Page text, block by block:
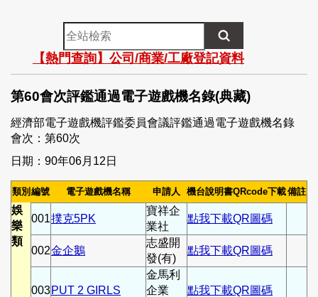
全
站
檢
索
【熱門查詢】公司/商業/工廠登記資料
第60會次評鑑通過電子遊戲機名錄(典藏)
經濟部電子遊戲機評鑑委員會議評鑑通過電子遊戲機名錄
會次：第60次
日期：90年06月12日
類別 編號 電子遊戲機名稱 申請人 機台說明書QRcode下載備註
娛
樂
類
001撲克5PK
寶祥企
業社
點我下載QR圖碼
002金企鵝
志盛開
發(有)
點我下載QR圖碼
003PUT 2 GIRLS
金馬利
企業
點我下載QR圖碼